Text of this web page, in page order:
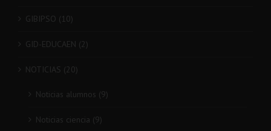
GIBIPSO (10)
GID-EDUCAEN (2)
NOTICIAS (20)
Noticias alumnos (9)
Noticias ciencia (9)